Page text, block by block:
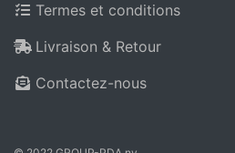
Termes et conditions
Livraison & Retour
Contactez-nous